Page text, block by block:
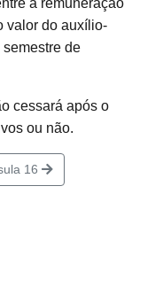
a remuneração
valor do auxílio-
de
cessará após o
ou não.
16